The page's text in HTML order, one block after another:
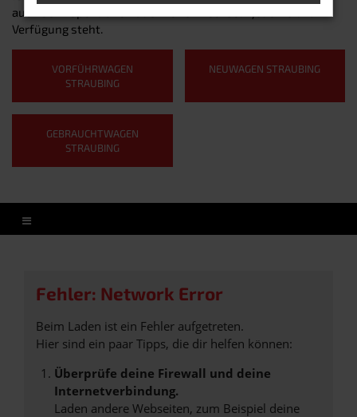
auch bei Inspektionen oder Reifenwechseln jederzeit zur
Verfügung steht.
VORFÜHRWAGEN
STRAUBING
NEUWAGEN STRAUBING
GEBRAUCHTWAGEN
STRAUBING
Fehler: Network Error
Beim Laden ist ein Fehler aufgetreten.
Hier sind ein paar Tipps, die dir helfen können:
Überprüfe deine Firewall und deine
Internetverbindung.
Laden andere Webseiten, zum Beispiel deine